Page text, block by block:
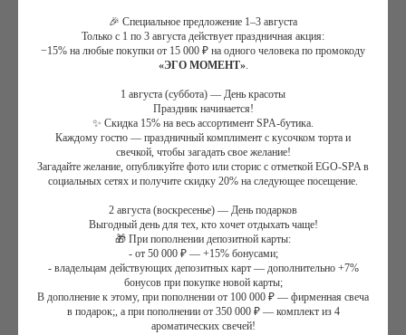
Будние (бд)/выходные (вх)/праздничные дни (пд):
Дополнительное угощение:
Купить сертификат
🎉 Специальное предложение 1–3 августа
Только с 1 по 3 августа действует праздничная акция:
−15% на любые покупки от 15 000 ₽ на одного человека по промокоду
«ЭГО МОМЕНТ».
1 августа (суббота) — День красоты
Праздник начинается!
✨ Скидка 15% на весь ассортимент SPA-бутика.
Каждому гостю — праздничный комплимент с кусочком торта и
свечкой, чтобы загадать свое желание!
Загадайте желание, опубликуйте фото или сторис с отметкой EGO-SPA в
социальных сетях и получите скидку 20% на следующее посещение.
2 августа (воскресенье) — День подарков
Выгодный день для тех, кто хочет отдыхать чаще!
🎁 При пополнении депозитной карты:
- от 50 000 ₽ — +15% бонусами;
- владельцам действующих депозитных карт — дополнительно +7%
бонусов при покупке новой карты;
В дополнение к этому, при пополнении от 100 000 ₽ — фирменная свеча
в подарок;, а при пополнении от 350 000 ₽ — комплект из 4
ароматических свечей!